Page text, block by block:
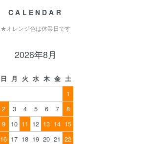
CALENDAR
★オレンジ色は休業日です
2026年8月
日 月 火 水 木 金 土
1
2
3 4 5 6 7
8
9
10 11 12 13 14 15
16 17 18 19 20 21 22